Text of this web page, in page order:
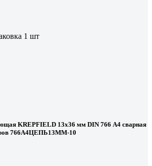
1 шт
KREPFIELD 13х36 мм DIN 766 А4 сварная
766А4ЦЕПЬ13ММ-10